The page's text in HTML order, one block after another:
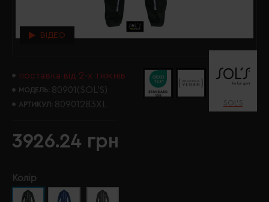
ВІДЕО
поставка від 2-х тижнів
МОДЕЛЬ: 80901(SOL’S)
АРТИКУЛ: 80901283XL SOL’S
3926.24 грн
Колір